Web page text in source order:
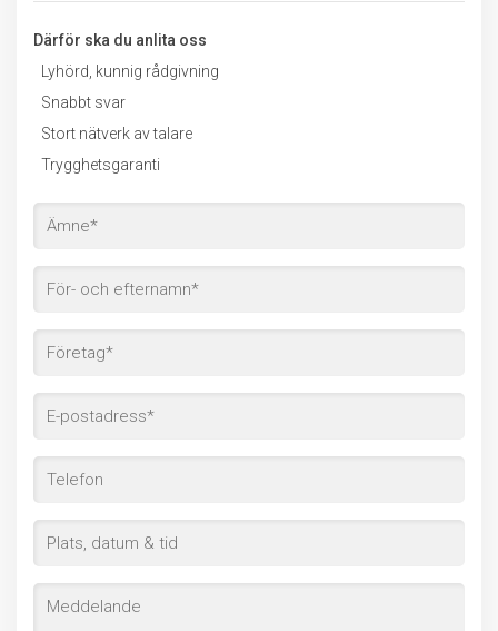
Därför ska du anlita oss
Lyhörd, kunnig rådgivning
Snabbt svar
Stort nätverk av talare
Trygghetsgaranti